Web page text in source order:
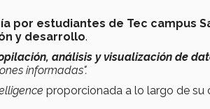
por estudiantes de Tec campus
y desarrollo.
análisis y visualización de
informadas".
proporcionada a lo largo de su